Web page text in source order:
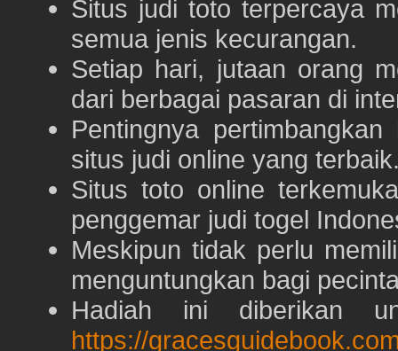
Situs judi toto terpercaya
semua jenis kecurangan.
Setiap hari, jutaan orang
dari berbagai pasaran di
Pentingnya
situs judi online yang
Situs toto online
penggemar judi togel
Meskipun tidak perlu
menguntungkan bagi
Hadiah ini diberikan
https://